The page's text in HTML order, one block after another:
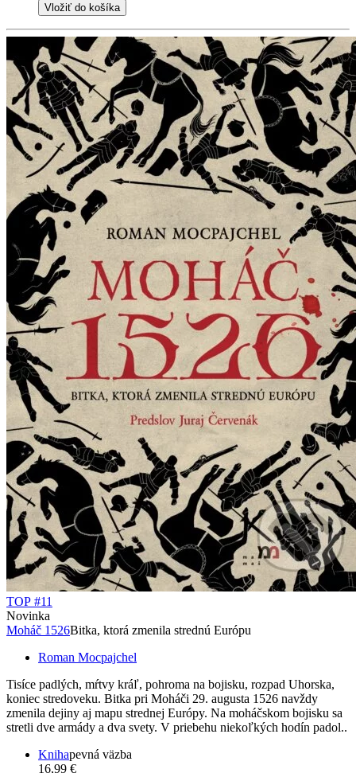
Vložiť do košíka
TOP #11
Novinka
Moháč 1526Bitka, ktorá zmenila strednú Európu
Roman Mocpajchel
Tisíce padlých, mŕtvy kráľ, pohroma na bojisku, rozpad Uhorska,
koniec stredoveku. Bitka pri Moháči 29. augusta 1526 navždy
zmenila dejiny aj mapu strednej Európy. Na moháčskom bojisku sa
stretli dve armády a dva svety. V priebehu niekoľkých hodín padol..
Knihapevná väzba
16,99 €